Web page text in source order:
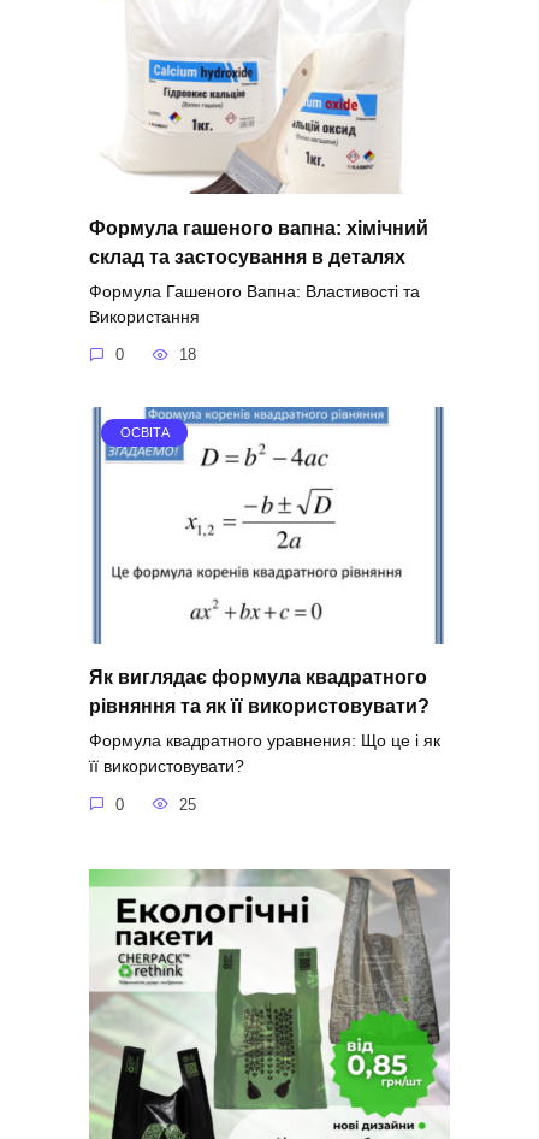
Формула гашеного вапна: хімічний
склад та застосування в деталях
Формула Гашеного Вапна: Властивості та
Використання
0 18
ОСВІТА
Як виглядає формула квадратного
рівняння та як її використовувати?
Формула квадратного уравнения: Що це і як
її використовувати?
0 25